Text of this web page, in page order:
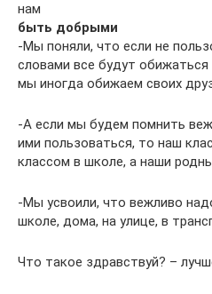
нам
быть добрыми
-Мы поняли, что если не
словами все будут обижаться
мы иногда обижаем своих
-А если мы будем помнить
ими пользоваться, то наш
классом в школе, а наши
-Мы усвоили, что вежливо
школе, дома, на улице, в
Что такое здравствуй? –